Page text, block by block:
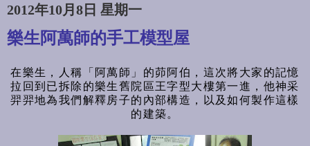
2012年10月8日 星期一
樂生阿萬師的手工模型屋
在樂生，人稱「阿萬師」的茆阿伯，這次將大家的記憶
拉回到已拆除的樂生舊院區王字型大樓第一進，他神采
羿羿地為我們解釋房子的內部構造，以及如何製作這樣
的建築。